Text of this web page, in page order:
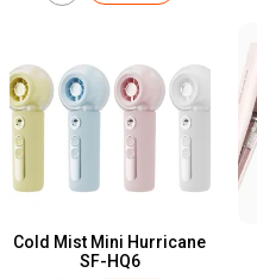
Cold Mist Mini Hurricane
SF-HQ6